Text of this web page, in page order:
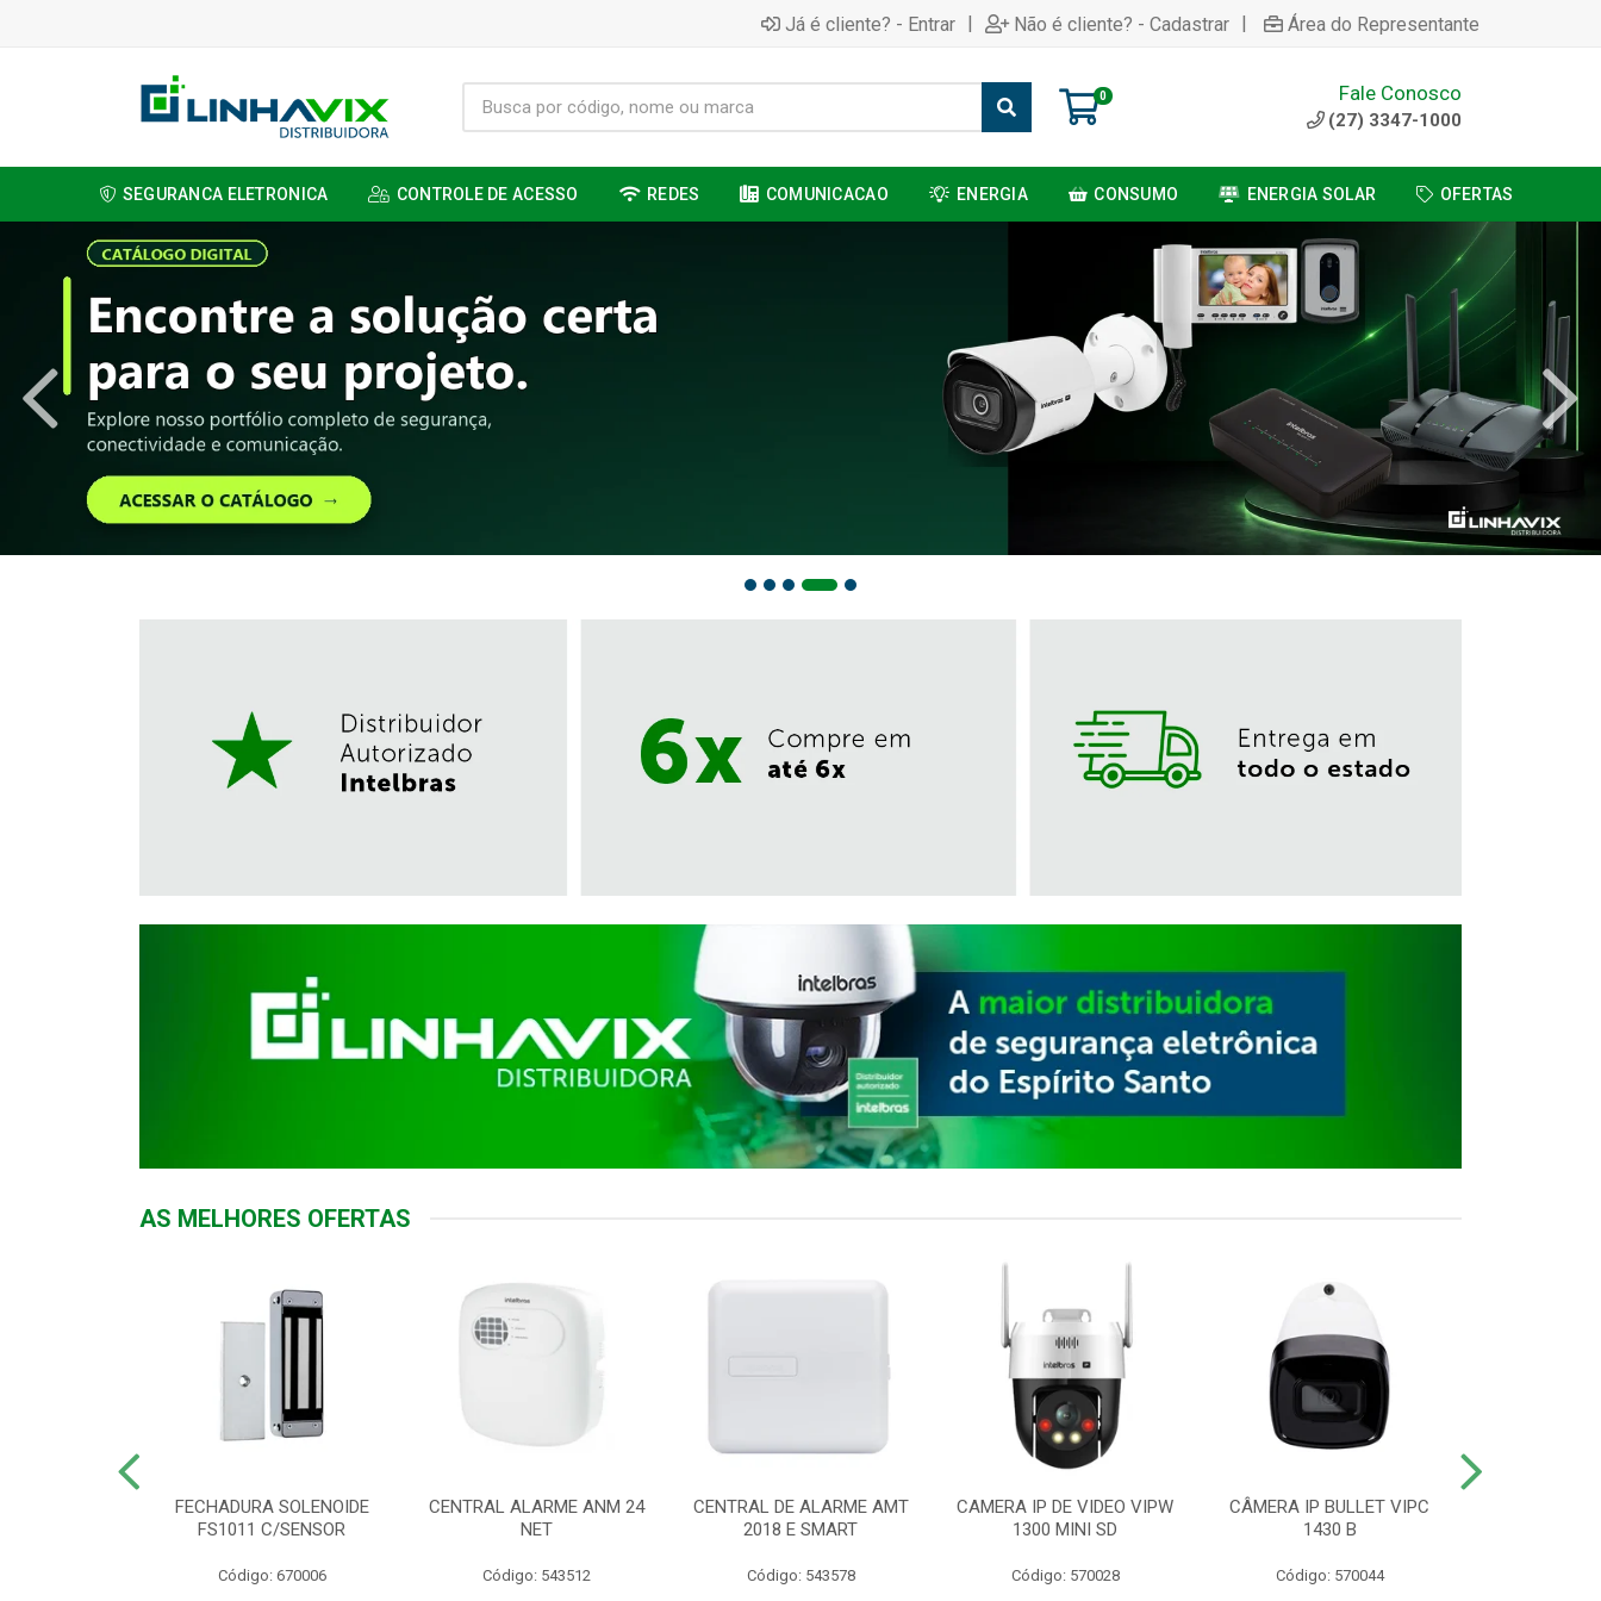
Já é cliente? - Entrar | Não é cliente? - Cadastrar | Área do Representante
0 Fale Conosco
(27) 3347-1000
SEGURANCA ELETRONICA CONTROLE DE ACESSO REDES COMUNICACAO ENERGIA CONSUMO ENERGIA SOLAR OFERTAS
AS MELHORES OFERTAS
FECHADURA SOLENOIDE
FS1011 C/SENSOR
Código: 670006
CENTRAL ALARME ANM 24
NET
Código: 543512
CENTRAL DE ALARME AMT
2018 E SMART
Código: 543578
CAMERA IP DE VIDEO VIPW
1300 MINI SD
Código: 570028
CÂMERA IP BULLET VIPC
1430 B
Código: 570044